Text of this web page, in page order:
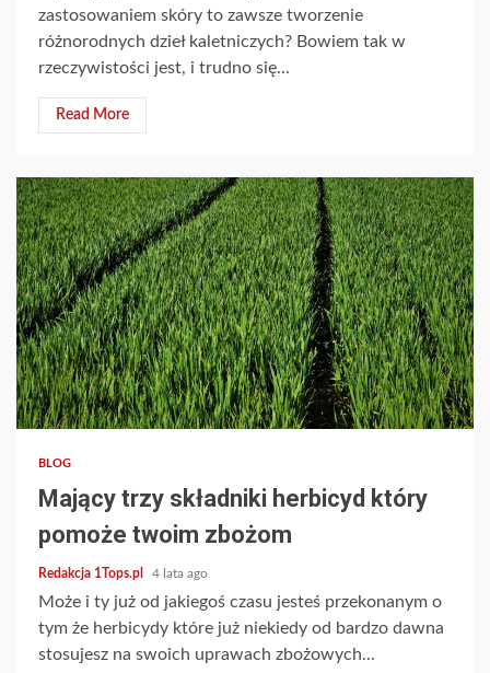
zastosowaniem skóry to zawsze tworzenie
różnorodnych dzieł kaletniczych? Bowiem tak w
rzeczywistości jest, i trudno się...
Read More
2 min read
BLOG
Mający trzy składniki herbicyd który
pomoże twoim zbożom
Redakcja 1Tops.pl 4 lata ago
Może i ty już od jakiegoś czasu jesteś przekonanym o
tym że herbicydy które już niekiedy od bardzo dawna
stosujesz na swoich uprawach zbożowych...